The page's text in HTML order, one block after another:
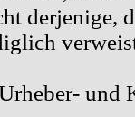
derjenige,
und